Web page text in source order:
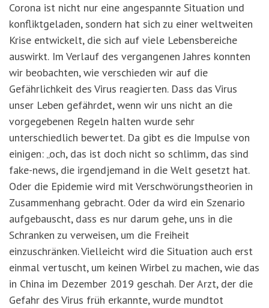
Corona ist nicht nur eine angespannte Situation und
konfliktgeladen, sondern hat sich zu einer weltweiten
Krise entwickelt, die sich auf viele Lebensbereiche
auswirkt. Im Verlauf des vergangenen Jahres konnten
wir beobachten, wie verschieden wir auf die
Gefährlichkeit des Virus reagierten. Dass das Virus
unser Leben gefährdet, wenn wir uns nicht an die
vorgegebenen Regeln halten wurde sehr
unterschiedlich bewertet. Da gibt es die Impulse von
einigen: „och, das ist doch nicht so schlimm, das sind
fake-news, die irgendjemand in die Welt gesetzt hat.
Oder die Epidemie wird mit Verschwörungstheorien in
Zusammenhang gebracht. Oder da wird ein Szenario
aufgebauscht, dass es nur darum gehe, uns in die
Schranken zu verweisen, um die Freiheit
einzuschränken. Vielleicht wird die Situation auch erst
einmal vertuscht, um keinen Wirbel zu machen, wie das
in China im Dezember 2019 geschah. Der Arzt, der die
Gefahr des Virus früh erkannte, wurde mundtot